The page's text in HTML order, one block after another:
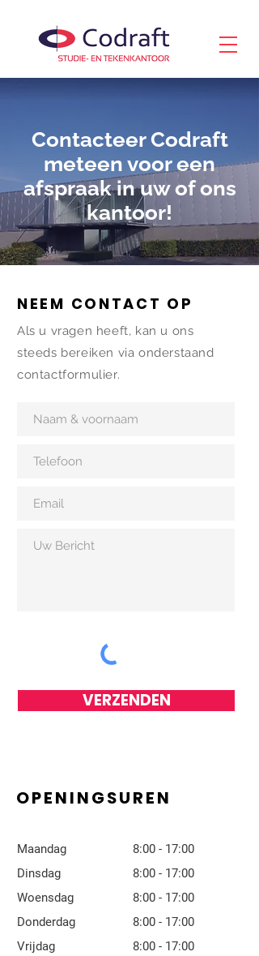
Contacteer Codraft
meteen voor een
afspraak in uw of ons
kantoor!
NEEM CONTACT OP
Als u vragen heeft, kan u ons
steeds bereiken via onderstaand
contactformulier.
VERZENDEN
OPENINGSUREN
Maandag
Dinsdag
Woensdag
Donderdag
Vrijdag
8:00 - 17:00
8:00 - 17:00
8:00 - 17:00
8:00 - 17:00
8:00 - 17:00